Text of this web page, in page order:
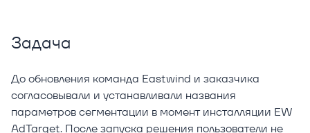
Задача
До обновления команда Eastwind и заказчика
согласовывали и устанавливали названия
параметров сегментации в момент инсталляции EW
AdTarget. После запуска решения пользователи не